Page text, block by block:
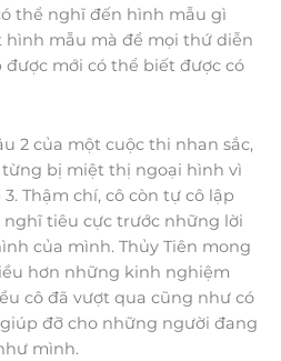
thể nghĩ đến hình mẫu gì
hình mẫu mà để mọi thứ diễn
mới có thể biết được có
2 của một cuộc thi nhan sắc,
từng bị miệt thị ngoại hình vì
Thậm chí, cô còn tự cô lập
nghĩ tiêu cực trước những lời
của mình. Thủy Tiên mong
hơn những kinh nghiệm
cô đã vượt qua cũng như có
đỡ cho những người đang
mình.